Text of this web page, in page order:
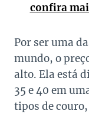
confira
Por ser uma
mundo, o
alto. Ela está
35 e 40 em
tipos de